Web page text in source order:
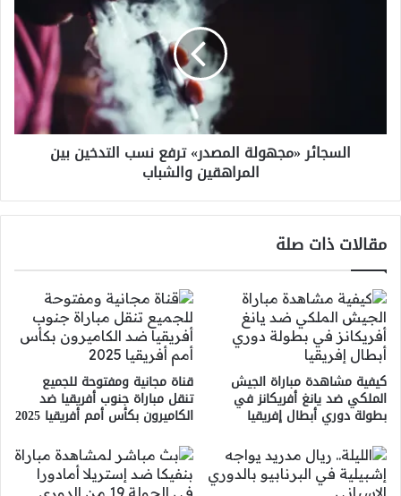
والشباب
السجائر «مجهولة المصدر» ترفع نسب التدخين بين
المراهقين والشباب
مقالات ذات صلة
كيفية مشاهدة مباراة الجيش
الملكي ضد يانغ أفريكانز في
بطولة دوري أبطال إفريقيا
قناة مجانية ومفتوحة للجميع
تنقل مباراة جنوب أفريقيا ضد
الكاميرون بكأس أمم أفريقيا 2025